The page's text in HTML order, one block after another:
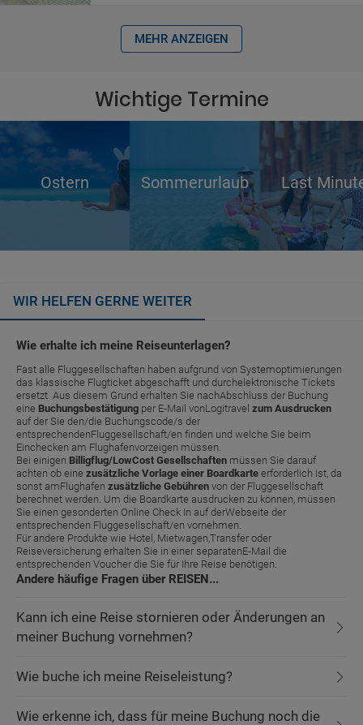
MEHR ANZEIGEN
Wichtige Termine
Ostern Sommerurlaub Last
WIR HELFEN GERNE WEITER
Wie erhalte ich meine Reiseunterlagen?
Fast alle Fluggesellschaften haben aufgrund von Systemoptimierungen
das klassische Flugticket abgeschafft und durchelektronische Tickets
ersetzt. Aus diesem Grund erhalten Sie nachAbschluss der Buchung
eine Buchungsbestätigung per E-Mail vonLogitravel zum Ausdrucken
auf der Sie den/die Buchungscode/s der
entsprechendenFluggesellschaft/en finden und welche Sie beim
Einchecken am Flughafenvorzeigen müssen.
Bei einigen Billigflug/LowCost Gesellschaften müssen Sie darauf
achten ob eine zusätzliche Vorlage einer Boardkarte erforderlich ist, da
sonst amFlughafen zusätzliche Gebühren von der Fluggesellschaft
berechnet werden. Um die Boardkarte ausdrucken zu können, müssen
Sie einen gesonderten Online Check In auf derWebseite der
entsprechenden Fluggesellschaft/en vornehmen.
Für andere Produkte wie Hotel, Mietwagen,Transfer oder
Reiseversicherung erhalten Sie in einer separatenE-Mail die
entsprechenden Voucher die Sie für Ihre Reise benötigen.
Andere häufige Fragen über REISEN...
Kann ich eine Reise stornieren oder Änderungen an
meiner Buchung vornehmen?
Wie buche ich meine Reiseleistung?
Wie erkenne ich, dass für meine Buchung noch die